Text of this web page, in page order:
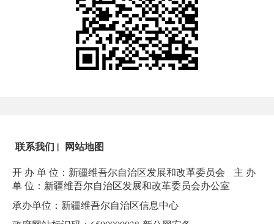
联系我们 | 网站地图
开 办 单 位：新疆维吾尔自治区发展和改革委员会
主 办
单 位：新疆维吾尔自治区发展和改革委员会办公室
承办单位：新疆维吾尔自治区信息中心